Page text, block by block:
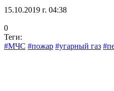
15.10.2019 г. 04:38
0
Теги:
#МЧС #пожар #угарный газ